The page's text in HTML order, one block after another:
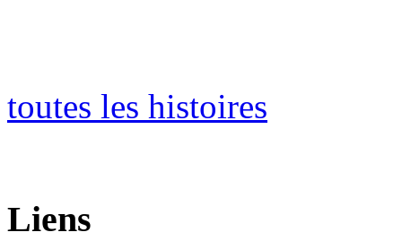
toutes les histoires
Liens